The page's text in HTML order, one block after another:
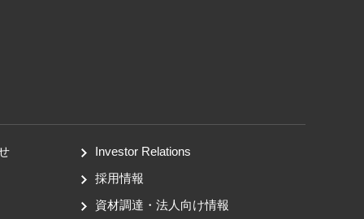
Investor Relations
採用情報
資材調達・法人向け情報